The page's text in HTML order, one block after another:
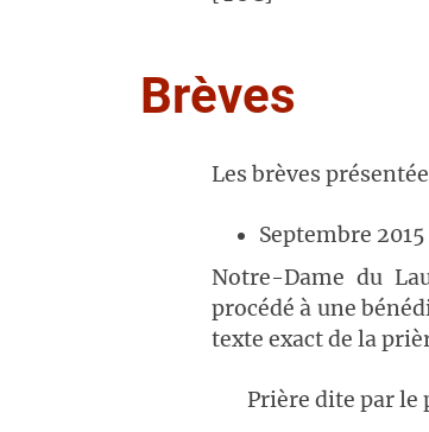
Brèves
Les brèves
Septembre 2015
Notre-Dame du
procédé à une
texte exact de la
Prière dite par le